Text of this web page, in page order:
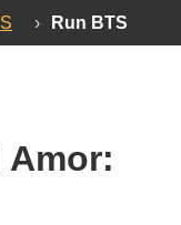
› Run BTS